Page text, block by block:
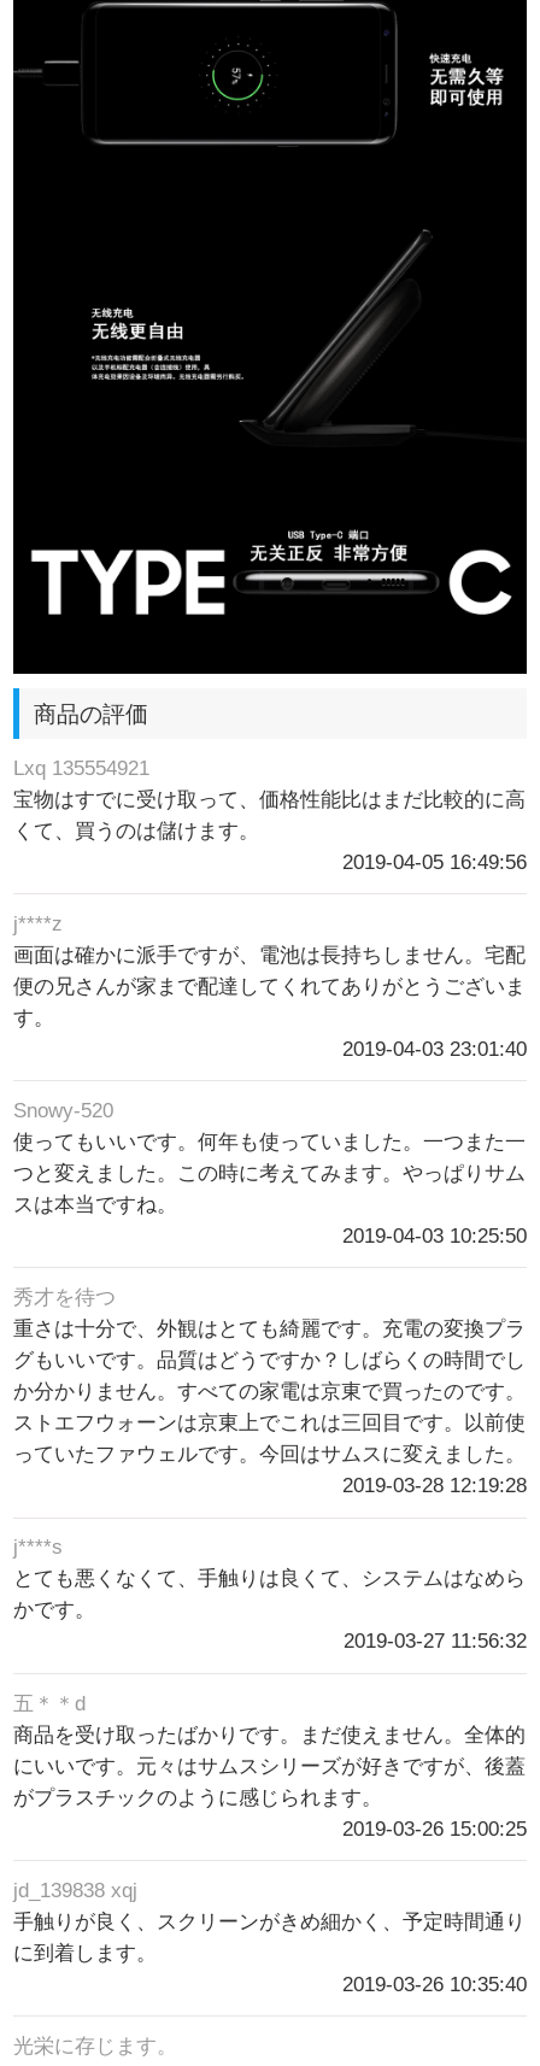
商品の評価
Lxq 135554921
宝物はすでに受け取って、価格性能比はまだ比較的に高
くて、買うのは儲けます。
2019-04-05 16:49:56
j****z
画面は確かに派手ですが、電池は長持ちしません。宅配
便の兄さんが家まで配達してくれてありがとうございま
す。
2019-04-03 23:01:40
Snowy-520
使ってもいいです。何年も使っていました。一つまた一
つと変えました。この時に考えてみます。やっぱりサム
スは本当ですね。
2019-04-03 10:25:50
秀才を待つ
重さは十分で、外観はとても綺麗です。充電の変換プラ
グもいいです。品質はどうですか？しばらくの時間でし
か分かりません。すべての家電は京東で買ったのです。
ストエフウォーンは京東上でこれは三回目です。以前使
っていたファウェルです。今回はサムスに変えました。
2019-03-28 12:19:28
j****s
とても悪くなくて、手触りは良くて、システムはなめら
かです。
2019-03-27 11:56:32
五＊＊d
商品を受け取ったばかりです。まだ使えません。全体的
にいいです。元々はサムスシリーズが好きですが、後蓋
がプラスチックのように感じられます。
2019-03-26 15:00:25
jd_139838 xqj
手触りが良く、スクリーンがきめ細かく、予定時間通り
に到着します。
2019-03-26 10:35:40
光栄に存じます。